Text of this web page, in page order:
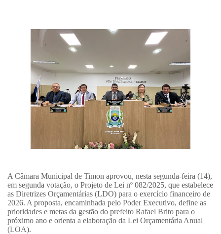
A Câmara Municipal de Timon aprovou, nesta segunda-feira (14),
em segunda votação, o Projeto de Lei nº 082/2025, que estabelece
as Diretrizes Orçamentárias (LDO) para o exercício financeiro de
2026. A proposta, encaminhada pelo Poder Executivo, define as
prioridades e metas da gestão do prefeito Rafael Brito para o
próximo ano e orienta a elaboração da Lei Orçamentária Anual
(LOA).